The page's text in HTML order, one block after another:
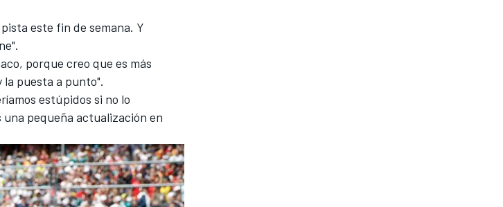
este fin de semana. Y
porque creo que es más
puesta a punto".
estúpidos si no lo
una pequeña actualización en